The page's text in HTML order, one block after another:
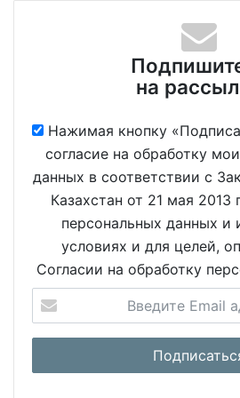
на
Нажимая кнопку
согласие на обработку
данных в соответствии с
Казахстан от 21 мая
персональных данных и
условиях и для целей,
Согласии на обработку